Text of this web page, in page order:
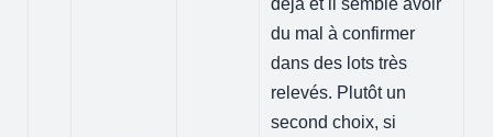
du mal à confirmer
dans des lots très
relevés. Plutôt un
second choix, si